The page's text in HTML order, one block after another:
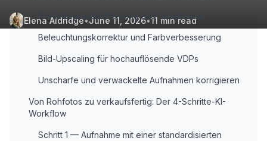
Elena Aldridge•June 11, 2026•11 min read
KI-Hintergrundentfernung und -ersetzung
Beleuchtungskorrektur und Farbverbesserung
Bild-Upscaling für hochauflösende VDPs
Unscharfe und verwackelte Aufnahmen korrigieren
Von Rohfotos zu verkaufsfertig: Der 4-Schritte-KI-
Workflow
Schritt 1 — Aufnahme mit einer standardisierten